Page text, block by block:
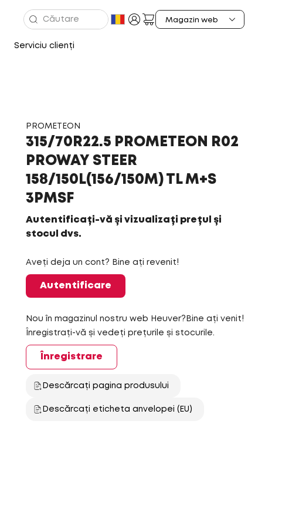
Serviciu clienți
PROMETEON
315/70R22.5 PROMETEON R02
PROWAY STEER
158/150L(156/150M) TL M+S
3PMSF
Autentificați-vă și vizualizați prețul și
stocul dvs.
Aveți deja un cont? Bine ați revenit!
Autentificare
Nou în magazinul nostru web Heuver?Bine ați venit!
Înregistrați-vă și vedeți prețurile și stocurile.
Înregistrare
Descărcați pagina produsului
Descărcați eticheta anvelopei (EU)